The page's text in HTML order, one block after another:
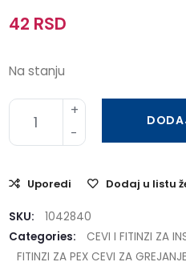
42 RSD
Na stanju
Uporedi Dodaj u listu
SKU:
1042840
Categories:
CEVI I FITINZI ZA
FITINZI ZA PEX CEVI ZA